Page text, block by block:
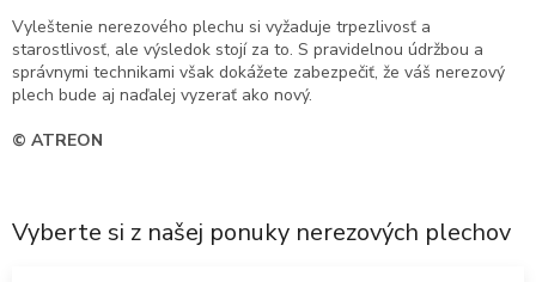
Vyleštenie nerezového plechu si vyžaduje trpezlivosť a
starostlivosť, ale výsledok stojí za to. S pravidelnou údržbou a
správnymi technikami však dokážete zabezpečiť, že váš nerezový
plech bude aj naďalej vyzerať ako nový.
© ATREON
Vyberte si z našej ponuky nerezových plechov